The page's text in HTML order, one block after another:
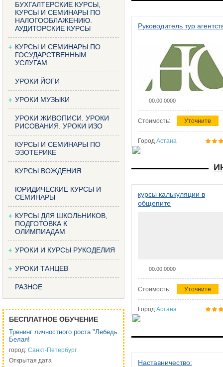
БУХГАЛТЕРСКИЕ КУРСЫ,
КУРСЫ И СЕМИНАРЫ ПО
НАЛОГООБЛАЖЕНИЮ.
АУДИТОРСКИЕ КУРСЫ
КУРСЫ И СЕМИНАРЫ ПО
ГОСУДАРСТВЕННЫМ
УСЛУГАМ
УРОКИ ЙОГИ
УРОКИ МУЗЫКИ
УРОКИ ЖИВОПИСИ. УРОКИ
РИСОВАНИЯ. УРОКИ ИЗО
КУРСЫ И СЕМИНАРЫ ПО
ЭЗОТЕРИКЕ
КУРСЫ ВОЖДЕНИЯ
ЮРИДИЧЕСКИЕ КУРСЫ И
СЕМИНАРЫ
КУРСЫ ДЛЯ ШКОЛЬНИКОВ,
ПОДГОТОВКА К
ОЛИМПИАДАМ
УРОКИ И КУРСЫ РУКОДЕЛИЯ
УРОКИ ТАНЦЕВ
РАЗНОЕ
БЕСПЛАТНОЕ ОБУЧЕНИЕ
Тренинг личностного роста "Лебедь
Белая!
город: Санкт-Петербург
Открытая дата
Руководитель тур
00.00.0000
Стоимость: Уточните
Город Астана
курсы калькуляции в
общепите
00.00.0000
Стоимость: Уточните
Город Астана
Наставничество: